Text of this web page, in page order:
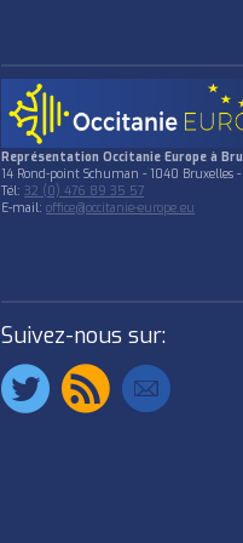
Représentation Occitanie Europe à
14 Rond-point Schuman - 1040 Bruxelles
Tél:32 (0) 476 89 35 57
E-mail:office@occitanie-europe.eu
Suivez-nous sur: